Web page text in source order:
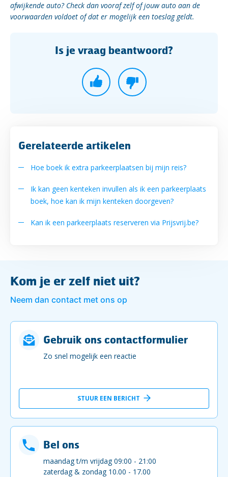
afwijkende auto? Check dan vooraf zelf of jouw auto aan de
voorwaarden voldoet of dat er mogelijk een toeslag geldt.
Is je vraag beantwoord?
Gerelateerde artikelen
Hoe boek ik extra parkeerplaatsen bij mijn reis?
Ik kan geen kenteken invullen als ik een parkeerplaats
boek, hoe kan ik mijn kenteken doorgeven?
Kan ik een parkeerplaats reserveren via Prijsvrij.be?
Kom je er zelf niet uit?
Neem dan contact met ons op
Gebruik ons contactformulier
Zo snel mogelijk een reactie
STUUR EEN BERICHT
Bel ons
maandag t/m vrijdag 09:00 - 21:00
zaterdag & zondag 10.00 - 17.00